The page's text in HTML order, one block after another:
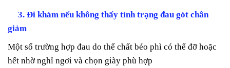
3. Đi khám nếu không thấy tình trạng đau gót chân
giảm
Một số trường hợp đau do thể chất béo phì có thể đỡ hoặc
hết nhờ nghỉ ngơi và chọn giày phù hợp